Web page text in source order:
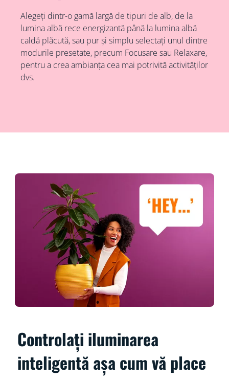
Alegeți dintr-o gamă largă de tipuri de alb, de la
lumina albă rece energizantă până la lumina albă
caldă plăcută, sau pur și simplu selectați unul dintre
modurile presetate, precum Focusare sau Relaxare,
pentru a crea ambianța cea mai potrivită activităților
dvs.
Controlați iluminarea
inteligentă așa cum vă place